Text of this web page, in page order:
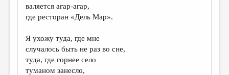
КНИЖНАЯ ПОЛКА
СТРАНИЦЫ ПАМЯТИ
ОБЪЯВЛЕНИЯ
валяется агар-агар,
где ресторан «Дель Мар».
Я ухожу туда, где мне
случалось быть не раз во сне,
туда, где горнее село
туманом занесло,